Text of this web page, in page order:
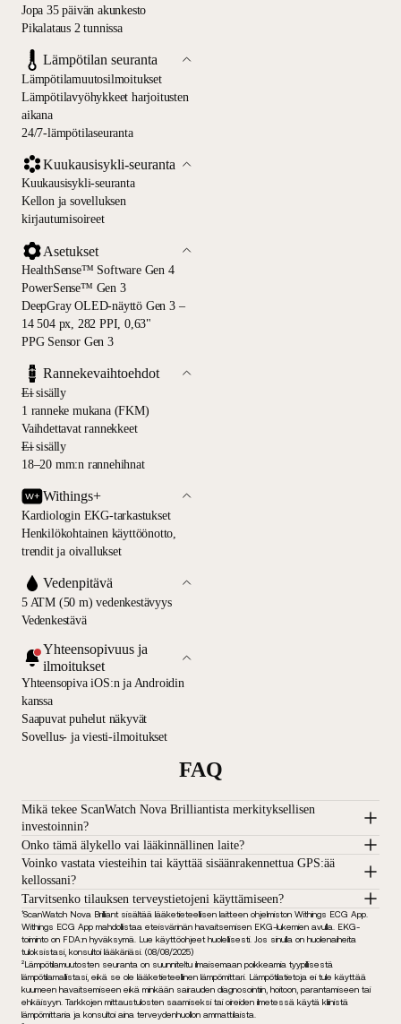
Jopa 35 päivän akunkesto
Pikalataus 2 tunnissa
Lämpötilan seuranta
Lämpötilamuutosilmoitukset
Lämpötila­vyöhykkeet harjoitusten
aikana
24/7-lämpötilaseuranta
Kuukausisykli-seuranta
Kuukausisykli-seuranta
Kellon ja sovelluksen
kirjautumisoireet
Asetukset
HealthSense™ Software Gen 4
PowerSense™ Gen 3
DeepGray OLED-näyttö Gen 3 –
14 504 px, 282 PPI, 0,63"
PPG Sensor Gen 3
Rannekevaihtoehdot
—
Ei sisälly
1 ranneke mukana (FKM)
Vaihdettavat rannekkeet
—
Ei sisälly
18–20 mm:n rannehihnat
Withings+
Kardiologin EKG-tarkastukset
Henkilökohtainen käyttöönotto,
trendit ja oivallukset
Vedenpitävä
5 ATM (50 m) vedenkestävyys
Vedenkestävä
Yhteensopivuus ja
ilmoitukset
Yhteensopiva iOS:n ja Androidin
kanssa
Saapuvat puhelut näkyvät
Sovellus- ja viesti-ilmoitukset
FAQ
Mikä tekee ScanWatch Nova Brilliantista merkityksellisen
investoinnin?
Onko tämä älykello vai lääkinnällinen laite?
Voinko vastata viesteihin tai käyttää sisäänrakennettua GPS:ää
kellossani?
Tarvitsenko tilauksen terveystietojeni käyttämiseen?
¹ScanWatch Nova Brilliant sisältää lääketieteellisen laitteen ohjelmiston Withings ECG App.
Withings ECG App mahdollistaa eteisvärinän havaitsemisen EKG-lukemien avulla. EKG-
toiminto on FDA:n hyväksymä. Lue käyttöohjeet huolellisesti. Jos sinulla on huolenaiheita
tuloksistasi, konsultoi lääkäriäsi. (08/08/2025)
²Lämpötilamuutosten seuranta on suunniteltu ilmaisemaan poikkeamia tyypillisestä
lämpötilamallistasi, eikä se ole lääketieteellinen lämpömittari. Lämpötilatietoja ei tule käyttää
kuumeen havaitsemiseen eikä minkään sairauden diagnosointiin, hoitoon, parantamiseen tai
ehkäisyyn. Tarkkojen mittaustulosten saamiseksi tai oireiden ilmetessä käytä kliinistä
lämpömittaria ja konsultoi aina terveydenhuollon ammattilaista.